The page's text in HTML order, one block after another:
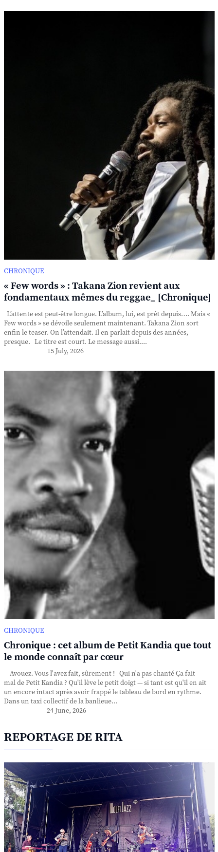
CHRONIQUE
« Few words » : Takana Zion revient aux
fondamentaux mêmes du reggae_ [Chronique]
L’attente est peut-être longue. L’album, lui, est prêt depuis…. Mais «
Few words » se dévoile seulement maintenant. Takana Zion sort
enfin le teaser. On l’attendait. Il en parlait depuis des années,
presque. Le titre est court. Le message aussi....
15 July, 2026
CHRONIQUE
Chronique : cet album de Petit Kandia que tout
le monde connaît par cœur
Avouez. Vous l'avez fait, sûrement ! Qui n'a pas chanté Ça fait
mal de Petit Kandia ? Qu'il lève le petit doigt — si tant est qu'il en ait
un encore intact après avoir frappé le tableau de bord en rythme.
Dans un taxi collectif de la banlieue...
24 June, 2026
REPORTAGE DE RITA